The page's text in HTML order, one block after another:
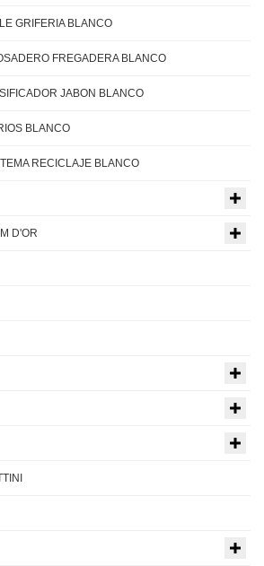
GRIFERIA BLANCO
FREGADERA BLANCO
JABON BLANCO
BLANCO
RECICLAJE BLANCO
D'OR